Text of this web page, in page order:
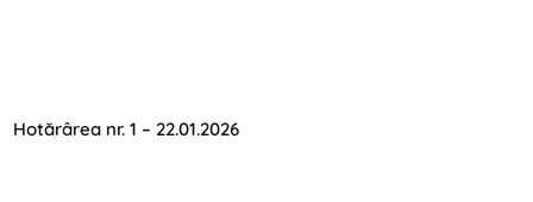
Hotărârea nr. 1 – 22.01.2026